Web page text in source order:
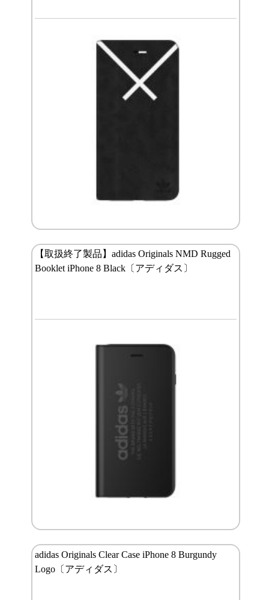
【取扱終了製品】adidas Originals NMD Rugged
Booklet iPhone 8 Black〔アディダス〕
adidas Originals Clear Case iPhone 8 Burgundy
Logo〔アディダス〕